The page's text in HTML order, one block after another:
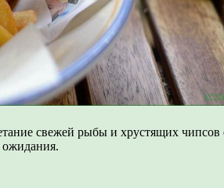
свежей рыбы и хрустящих
ожидания.